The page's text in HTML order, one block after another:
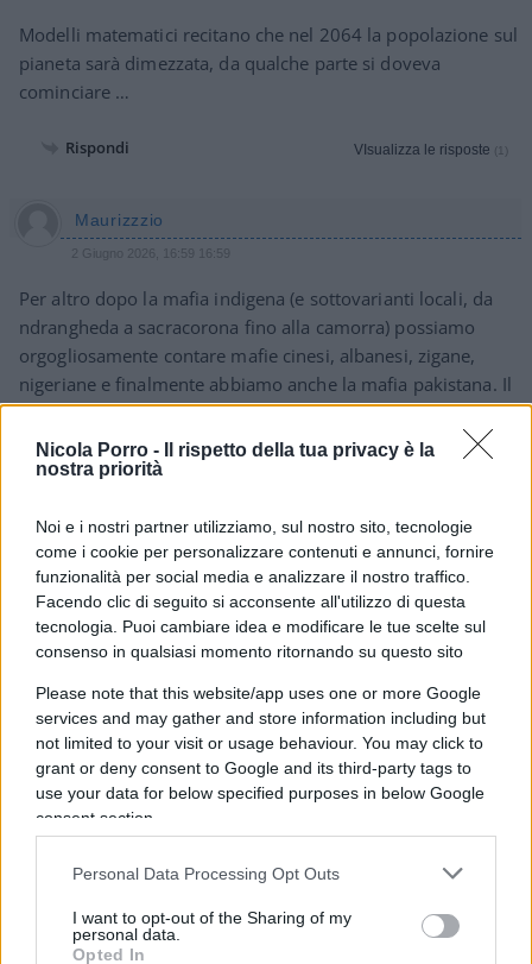
Nicola Porro -
Il rispetto della tua privacy è la
nostra priorità
Noi e i nostri partner utilizziamo, sul nostro sito, tecnologie
come i cookie per personalizzare contenuti e annunci, fornire
funzionalità per social media e analizzare il nostro traffico.
Facendo clic di seguito si acconsente all'utilizzo di questa
tecnologia. Puoi cambiare idea e modificare le tue scelte sul
consenso in qualsiasi momento ritornando su questo sito
Please note that this website/app uses one or more Google
services and may gather and store information including but
not limited to your visit or usage behaviour. You may click to
grant or deny consent to Google and its third-party tags to
use your data for below specified purposes in below Google
consent section.
Personal Data Processing Opt Outs
I want to opt-out of the Sharing of my
personal data.
Opted In
Modelli matematici recitano che nel 2064 la popolazione sul
pianeta sarà dimezzata, da qualche parte si doveva
cominciare …
Rispondi VIsualizza le risposte (1)
Maurizzzio
2 Giugno 2026, 16:59 16:59
Per altro dopo la mafia indigena (e sottovarianti locali, da
ndrangheda a sacracorona fino alla camorra) possiamo
orgogliosamente contare mafie cinesi, albanesi, zigane,
nigeriane e finalmente abbiamo anche la mafia pakistana. Il
nostro apparato di sicurezza da 300K agenti brilla sempre di
più
Antonella Celletti
2 Giugno 2026, 15:20 15:20
Il razzismo totale della sinistra: se due bianchi, italiani,
giustamente, cortei di protesta, scioperi, urla contro i
‘fascismi’ e la brutalità dell’Occidente. I colpevoli sono
pakistani? Eh, cosa volete farci, è la loro cultura Notizia da
breve.
Sam
2 Giugno 2026, 14:17 14:17